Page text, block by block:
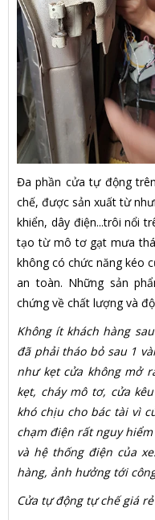
Đa phần cửa tự động
chế, được sản xuất từ
khiển, dây điện...trôi nổi
tạo từ mô tơ gạt mưa
không có chức năng kéo
an toàn. Những sản
chứng về chất lượng và
Không ít khách hàng
đã phải tháo bỏ sau 1
như kẹt cửa không mở
kẹt, cháy mô tơ, cửa
khó chịu cho bác tài vì
chạm điện rất nguy
và hệ thống điện của
hàng, ảnh hưởng tới
Cửa tự động tự chế giá